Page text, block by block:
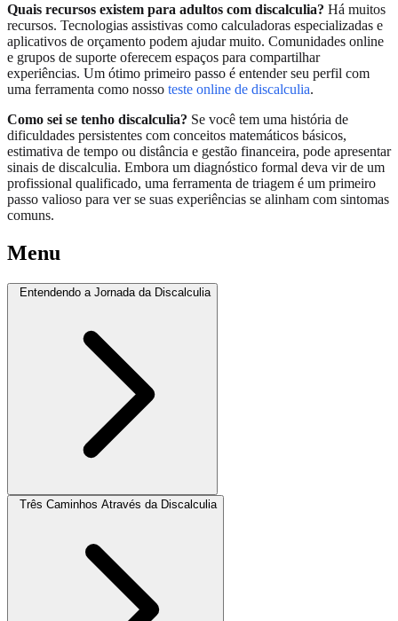
Quais recursos existem para adultos com discalculia? Há muitos
recursos. Tecnologias assistivas como calculadoras especializadas e
aplicativos de orçamento podem ajudar muito. Comunidades online
e grupos de suporte oferecem espaços para compartilhar
experiências. Um ótimo primeiro passo é entender seu perfil com
uma ferramenta como nosso teste online de discalculia.
Como sei se tenho discalculia? Se você tem uma história de
dificuldades persistentes com conceitos matemáticos básicos,
estimativa de tempo ou distância e gestão financeira, pode apresentar
sinais de discalculia. Embora um diagnóstico formal deva vir de um
profissional qualificado, uma ferramenta de triagem é um primeiro
passo valioso para ver se suas experiências se alinham com sintomas
comuns.
Menu
Entendendo a Jornada da Discalculia
Três Caminhos Através da Discalculia